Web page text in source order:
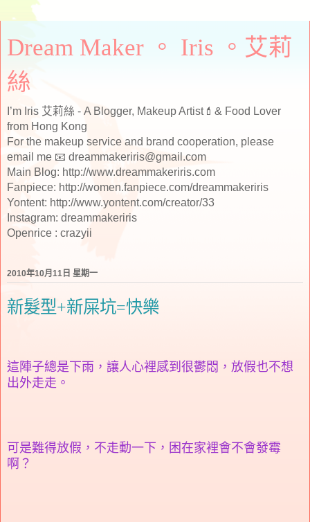
Dream Maker 。 Iris 。艾莉
絲
I’m Iris 艾莉絲 - A Blogger, Makeup Artist💄& Food Lover
from Hong Kong
For the makeup service and brand cooperation, please
email me 📧 dreammakeriris@gmail.com
Main Blog: http://www.dreammakeriris.com
Fanpiece: http://women.fanpiece.com/dreammakeriris
Yontent: http://www.yontent.com/creator/33
Instagram: dreammakeriris
Openrice : crazyii
2010年10月11日 星期一
新髮型+新屎坑=快樂
這陣子總是下雨，讓人心裡感到很鬱悶，放假也不想
出外走走。
可是難得放假，不走動一下，困在家裡會不會發霉
啊？